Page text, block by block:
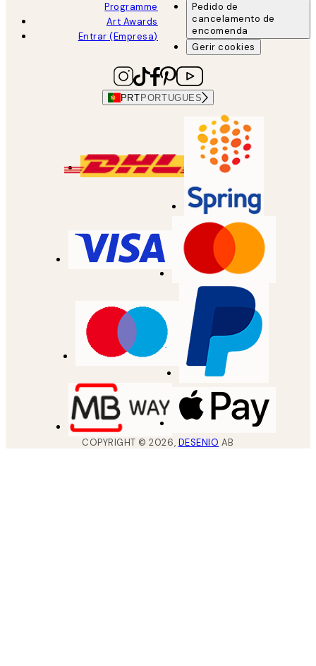
Programme
Art Awards
Entrar (Empresa)
Pedido de
cancelamento de
encomenda
Gerir cookies
PRT PORTUGUES
COPYRIGHT ©2026, DESENIO AB